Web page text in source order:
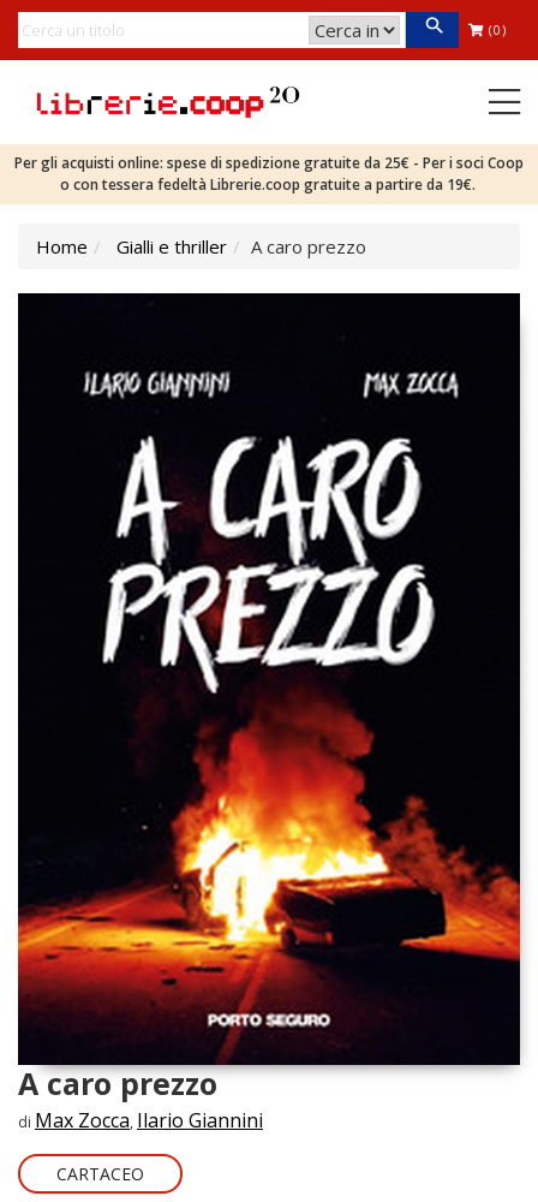
(0)
Per gli acquisti online: spese di spedizione gratuite da 25€ - Per i soci Coop
o con tessera fedeltà Librerie.coop gratuite a partire da 19€.
Home Gialli e thriller A caro prezzo
A caro prezzo
di Max Zocca, Ilario Giannini
CARTACEO